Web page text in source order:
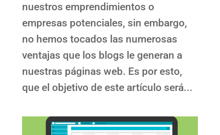
nuestros emprendimientos o
empresas potenciales, sin embargo,
no hemos tocados las numerosas
ventajas que los blogs le generan a
nuestras páginas web. Es por esto,
que el objetivo de este artículo será...